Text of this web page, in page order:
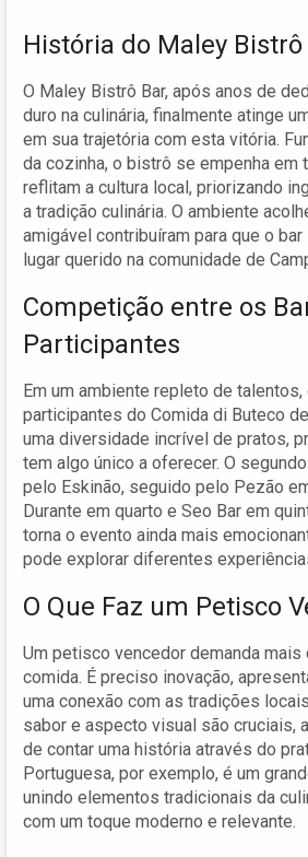
História do Maley Bistrô
O Maley Bistrô Bar, após anos de
duro na culinária, finalmente atinge
em sua trajetória com esta vitória.
da cozinha, o bistrô se empenha em
reflitam a cultura local, priorizando
a tradição culinária. O ambiente
amigável contribuíram para que o
lugar querido na comunidade de
Competição entre os
Participantes
Em um ambiente repleto de
participantes do Comida di Buteco
uma diversidade incrível de pratos,
tem algo único a oferecer. O
pelo Eskinão, seguido pelo Pezão
Durante em quarto e Seo Bar em
torna o evento ainda mais
pode explorar diferentes
O Que Faz um Petisco
Um petisco vencedor demanda mais
comida. É preciso inovação,
uma conexão com as tradições
sabor e aspecto visual são cruciais,
de contar uma história através do
Portuguesa, por exemplo, é um
unindo elementos tradicionais da
com um toque moderno e relevante.